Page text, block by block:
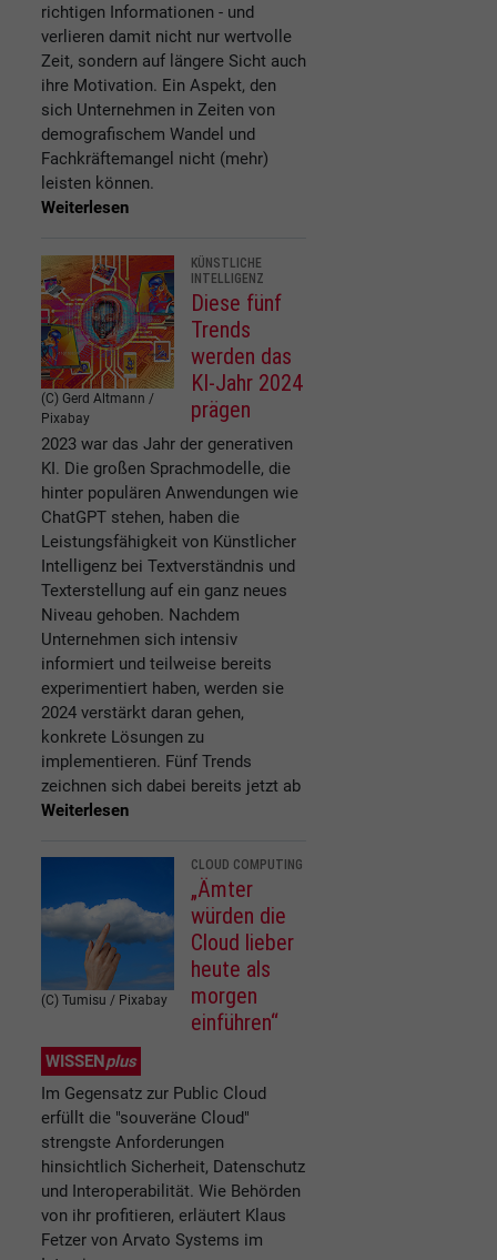
richtigen Informationen - und
verlieren damit nicht nur wertvolle
Zeit, sondern auf längere Sicht auch
ihre Motivation. Ein Aspekt, den
sich Unternehmen in Zeiten von
demografischem Wandel und
Fachkräftemangel nicht (mehr)
leisten können.
Weiterlesen
(C) Gerd Altmann /
Pixabay
KÜNSTLICHE
INTELLIGENZ
Diese fünf
Trends
werden das
KI-Jahr 2024
prägen
2023 war das Jahr der generativen
KI. Die großen Sprachmodelle, die
hinter populären Anwendungen wie
ChatGPT stehen, haben die
Leistungsfähigkeit von Künstlicher
Intelligenz bei Textverständnis und
Texterstellung auf ein ganz neues
Niveau gehoben. Nachdem
Unternehmen sich intensiv
informiert und teilweise bereits
experimentiert haben, werden sie
2024 verstärkt daran gehen,
konkrete Lösungen zu
implementieren. Fünf Trends
zeichnen sich dabei bereits jetzt ab
Weiterlesen
(C) Tumisu / Pixabay
CLOUD COMPUTING
„Ämter
würden die
Cloud lieber
heute als
morgen
einführen“
WISSEN plus
Im Gegensatz zur Public Cloud
erfüllt die "souveräne Cloud"
strengste Anforderungen
hinsichtlich Sicherheit, Datenschutz
und Interoperabilität. Wie Behörden
von ihr profitieren, erläutert Klaus
Fetzer von Arvato Systems im